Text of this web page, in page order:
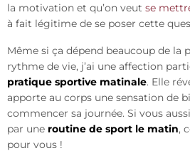
la motivation et qu’on veut se
à fait légitime de se poser cette
Même si ça dépend beaucoup de la
rythme de vie, j’ai une affection
pratique sportive matinale. Elle
apporte au corps une sensation de
commencer sa journée. Si vous
par une routine de sport le matin,
pour vous !